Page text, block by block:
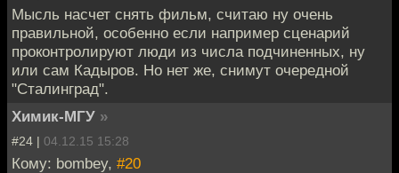
Мысль насчет снять фильм, считаю ну очень
правильной, особенно если например сценарий
проконтролируют люди из числа подчиненных, ну
или сам Кадыров. Но нет же, снимут очередной
"Сталинград".
Химик-МГУ »
#24 | 04.12.15 15:28
Кому: bombey, #20